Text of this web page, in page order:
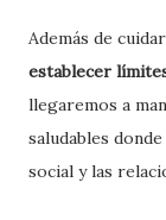
Además de
establecer
llegaremos a
saludables
social y las